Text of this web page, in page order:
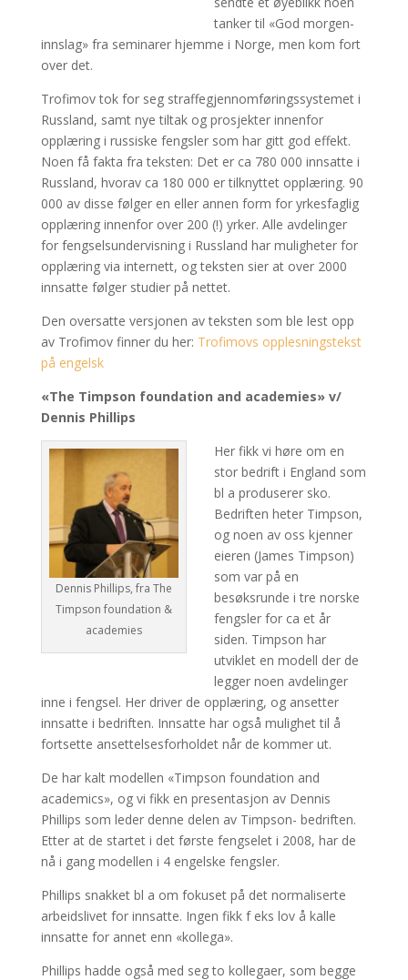
tanker til «God morgen-
innslag» fra seminarer hjemme i Norge, men kom fort
over det.
Trofimov tok for seg straffegjennomføringssystemet i
Russland, samt nye tiltak og prosjekter innenfor
opplæring i russiske fengsler som har gitt god effekt.
Noen få fakta fra teksten: Det er ca 780 000 innsatte i
Russland, hvorav ca 180 000 er tilknyttet opplæring. 90
000 av disse følger en eller annen form for yrkesfaglig
opplæring innenfor over 200 (!) yrker. Alle avdelinger
for fengselsundervisning i Russland har muligheter for
opplæring via internett, og teksten sier at over 2000
innsatte følger studier på nettet.
Den oversatte versjonen av teksten som ble lest opp
av Trofimov finner du her: Trofimovs opplesningstekst
på engelsk
«The Timpson foundation and academies» v/
Dennis Phillips
Dennis Phillips, fra The
Timpson foundation &
academies
Her fikk vi høre om en
stor bedrift i England som
bl a produserer sko.
Bedriften heter Timpson,
og noen av oss kjenner
eieren (James Timpson)
som var på en
besøksrunde i tre norske
fengsler for ca et år
siden. Timpson har
utviklet en modell der de
legger noen avdelinger
inne i fengsel. Her driver de opplæring, og ansetter
innsatte i bedriften. Innsatte har også mulighet til å
fortsette ansettelsesforholdet når de kommer ut.
De har kalt modellen «Timpson foundation and
academics», og vi fikk en presentasjon av Dennis
Phillips som leder denne delen av Timpson- bedriften.
Etter at de startet i det første fengselet i 2008, har de
nå i gang modellen i 4 engelske fengsler.
Phillips snakket bl a om fokuset på det normaliserte
arbeidslivet for innsatte. Ingen fikk f eks lov å kalle
innsatte for annet enn «kollega».
Phillips hadde også med seg to kollegaer, som begge